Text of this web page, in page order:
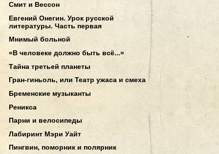
Смит и Вессон
Евгений Онегин. Урок русской
литературы. Часть первая
Мнимый больной
«В человеке должно быть всё...»
Тайна третьей планеты
Гран-гиньоль, или Театр ужаса и смеха
Бременские музыканты
Реникса
Парни и велосипеды
Лабиринт Мэри Уайт
Пингвин, поморник и полярник